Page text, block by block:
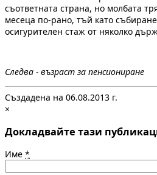
съответната страна, но молбата
месеца по-рано, тъй като
осигурителен стаж от няколко
Следва - възраст за пенсиониране
Създадена на 06.08.2013 г.
×
Докладвайте тази
Име *